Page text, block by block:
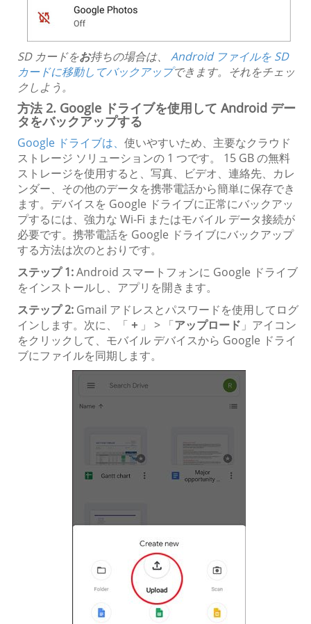
SD カードをお持ちの場合は、 Android ファイルを SD
カードに移動してバックアップできます。それをチェッ
クしよう。
方法 2. Google ドライブを使用して Android デー
タをバックアップする
Google ドライブは、 使いやすいため、主要なクラウド
ストレージ ソリューションの 1 つです。 15 GB の無料
ストレージを使用すると、写真、ビデオ、連絡先、カレ
ンダー、その他のデータを携帯電話から簡単に保存でき
ます。デバイスを Google ドライブに正常にバックアッ
プするには、強力な Wi-Fi またはモバイル データ接続が
必要です。携帯電話を Google ドライブにバックアップ
する方法は次のとおりです。
ステップ 1:Android スマートフォンに Google ドライブ
をインストールし、アプリを開きます。
ステップ 2: Gmail アドレスとパスワードを使用してログ
インします。次に、「 + 」 > 「アップロード 」アイコン
をクリックして、モバイル デバイスから Google ドライ
ブにファイルを同期します。